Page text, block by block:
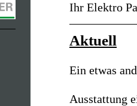
Ihr Elektro
Aktuell
Ein etwas
Ausstattung